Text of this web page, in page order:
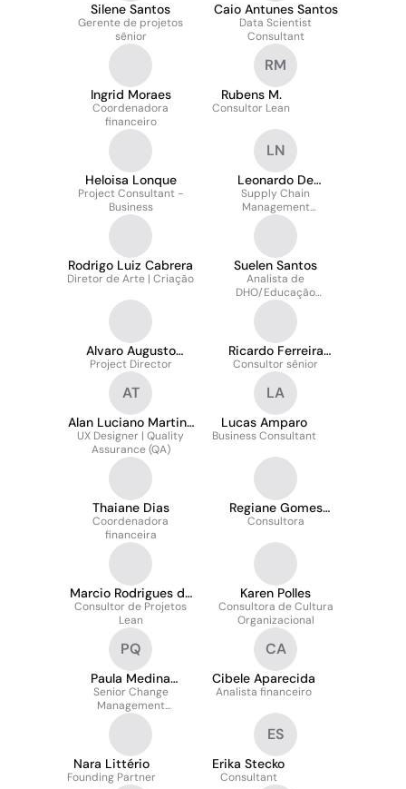
Silene Santos
Gerente de projetos
sênior
Caio Antunes Santos
Data Scientist
Consultant
Ingrid Moraes
Coordenadora
financeiro
RM
Rubens M.
Consultor Lean
Heloisa Lonque
Project Consultant -
Business
LN
Leonardo De
Nobrega
Supply Chain
Management
Consultant
Rodrigo Luiz Cabrera
Diretor de Arte | Criação
Suelen Santos
Analista de
DHO/Educação
Corporativa - Sênior
Alvaro Augusto
Spinola
Project Director
Ricardo Ferreira
Gomes
Consultor sênior
AT
Alan Luciano Martins
Teixeira
UX Designer | Quality
Assurance (QA)
LA
Lucas Amparo
Business Consultant
Thaiane Dias
Coordenadora
financeira
Regiane Gomes
Mazzola
Consultora
Marcio Rodrigues da
Silva
Consultor de Projetos
Lean
Karen Polles
Consultora de Cultura
Organizacional
PQ
Paula Medina
Queiroz
Senior Change
Management
Consultant
CA
Cibele Aparecida
Analista financeiro
Nara Littério
Founding Partner
ES
Erika Stecko
Consultant